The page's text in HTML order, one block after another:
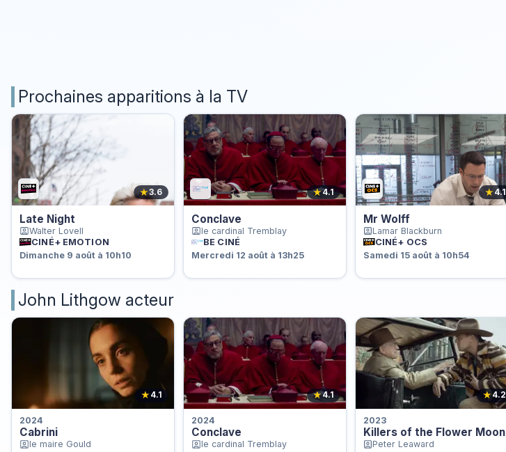
Prochaines apparitions à la TV
★3.6
Late Night
Walter Lovell
CINÉ+ EMOTION
Dimanche 9 août à 10h10
★4.1
Conclave
le cardinal Tremblay
BE CINÉ
Mercredi 12 août à 13h25
★ 4.1
Mr Wolff
Lamar Blackburn
CINÉ+ OCS
Samedi 15 août à 10h54
John Lithgow acteur
★ 4.1
2024
Cabrini
le maire Gould
★4.1
2024
Conclave
le cardinal Tremblay
★4.2
2023
Killers of the Flower Moon
Peter Leaward